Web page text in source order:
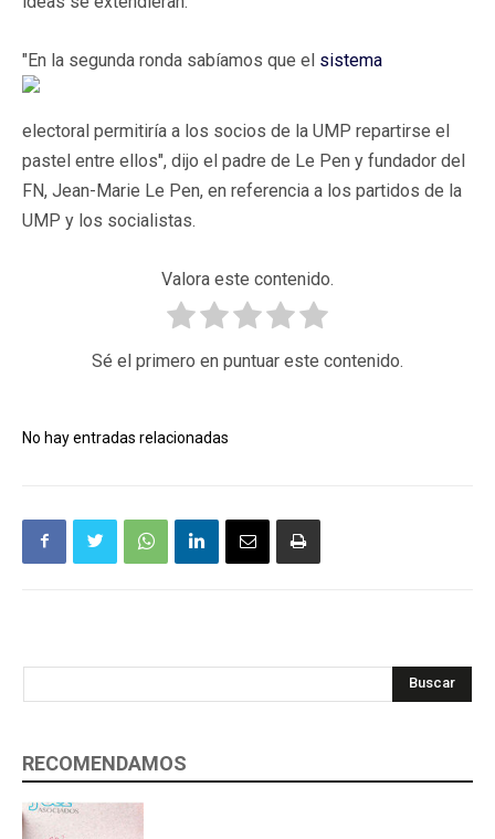
"En la segunda ronda sabíamos que el sistema
electoral permitiría a los socios de la UMP repartirse el
pastel entre ellos", dijo el padre de Le Pen y fundador del
FN, Jean-Marie Le Pen, en referencia a los partidos de la
UMP y los socialistas.
Valora este contenido.
Sé el primero en puntuar este contenido.
No hay entradas relacionadas
Buscar
RECOMENDAMOS